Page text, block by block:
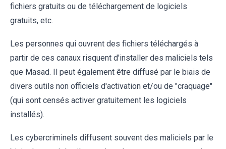
fichiers gratuits ou de téléchargement de logiciels
gratuits, etc.
Les personnes qui ouvrent des fichiers téléchargés à
partir de ces canaux risquent d'installer des maliciels tels
que Masad. Il peut également être diffusé par le biais de
divers outils non officiels d'activation et/ou de "craquage"
(qui sont censés activer gratuitement les logiciels
installés).
Les cybercriminels diffusent souvent des maliciels par le